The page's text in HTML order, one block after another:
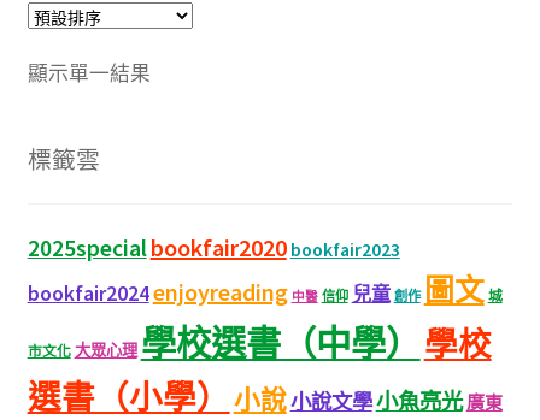
顯示單一結果
標籤雲
2025specialbookfair2020 bookfair2023
bookfair2024enjoyreading 中醫 信仰 兒童 創作 圖文 城
市文化 大眾心理 學校選書（中學）
學校
選書（小學）
小說小說文學小魚亮光 廣東